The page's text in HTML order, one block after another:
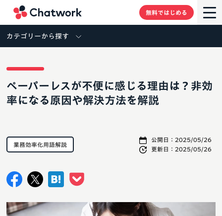
無料ではじめる
カテゴリーから探す
ペーパーレスが不便に感じる理由は？非効
率になる原因や解決方法を解説
公開日： 2025/05/26
更新日： 2025/05/26
業務効率化用語解説